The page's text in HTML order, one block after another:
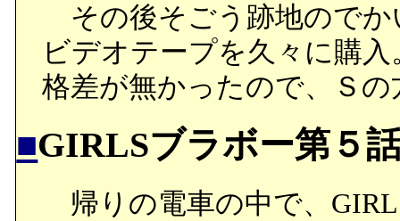
その後そごう跡地のでか
ビデオテープを久々に購
格差が無かったので、Ｓ
■GIRLSブラボー第５
帰りの電車の中で、